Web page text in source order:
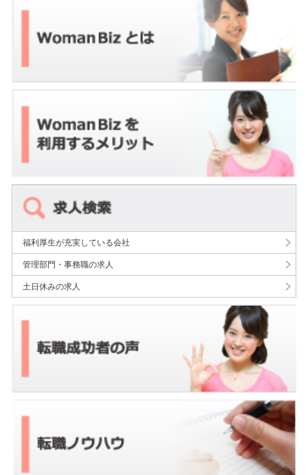
福利厚生が充実している会社
管理部門・事務職の求人
土日休みの求人